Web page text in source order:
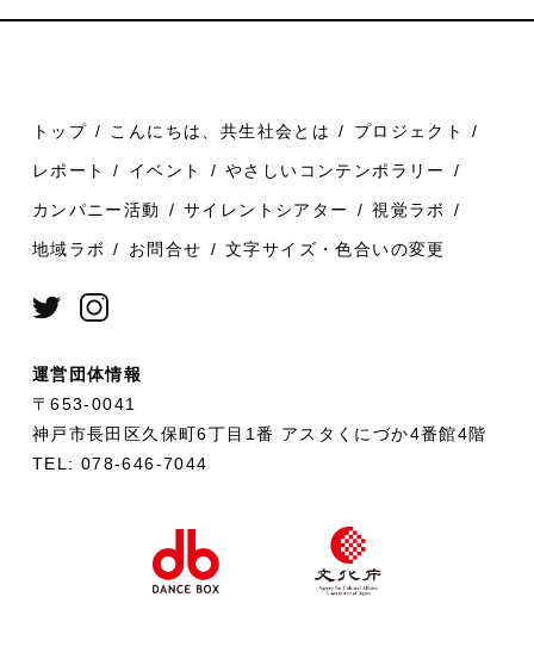
トップ こんにちは、共生社会とは プロジェクト
レポート イベント やさしいコンテンポラリー
カンパニー活動 サイレントシアター 視覚ラボ
地域ラボ お問合せ 文字サイズ・色合いの変更
運営団体情報
〒653-0041
神戸市長田区久保町6丁目1番 アスタくにづか4番館4階
TEL: 078-646-7044